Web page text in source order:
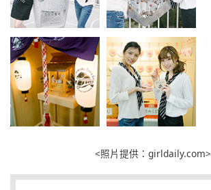
<照片提供：girldaily.com>